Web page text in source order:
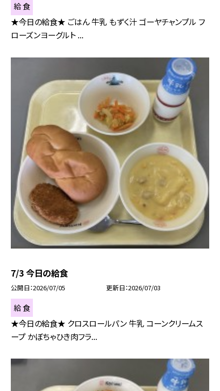
給 食
★今日の給食★ ごはん 牛乳 もずく汁 ゴーヤチャンプル フ
ローズンヨーグルト ...
7/3 今日の給食
公開日 2026/07/05 更新日 2026/07/03
給 食
★今日の給食★ クロスロールパン 牛乳 コーンクリームス
ープ かぼちゃひき肉フラ...